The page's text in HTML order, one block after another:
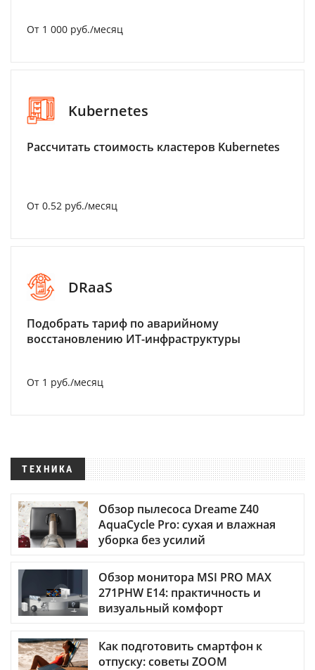
От 1 000 руб./месяц
Kubernetes
Рассчитать стоимость кластеров Kubernetes
От 0.52 руб./месяц
DRaaS
Подобрать тариф по аварийному
восстановлению ИТ-инфраструктуры
От 1 руб./месяц
ТЕХНИКА
Обзор пылесоса Dreame Z40
AquaCycle Pro: сухая и влажная
уборка без усилий
Обзор монитора MSI PRO MAX
271PHW E14: практичность и
визуальный комфорт
Как подготовить смартфон к
отпуску: советы ZOOM